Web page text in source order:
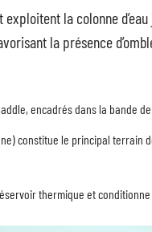
la colonne
la présence
encadrés dans la bande
constitue le principal terrain
thermique et conditionne